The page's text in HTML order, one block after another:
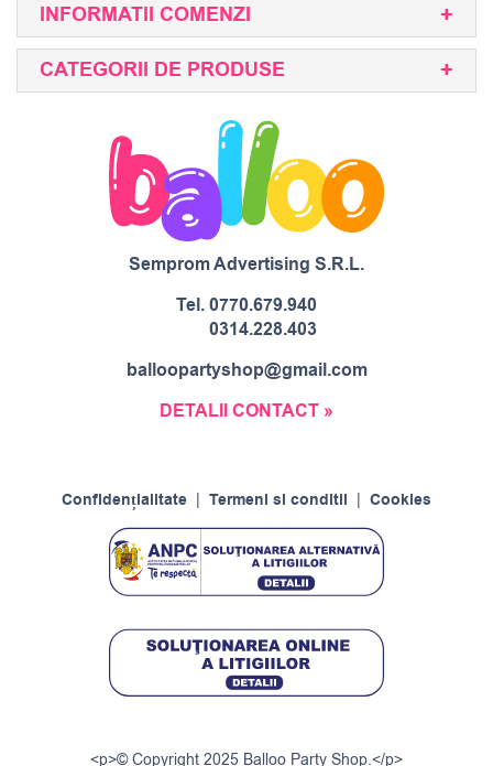
INFORMATII COMENZI
CATEGORII DE PRODUSE
Semprom Advertising S.R.L.
Tel.0770.679.940
0314.228.403
balloopartyshop@gmail.com
DETALII CONTACT »
Confidențialitate Termeni si conditii Cookies
<p>© Copyright 2025 Balloo Party Shop.</p>